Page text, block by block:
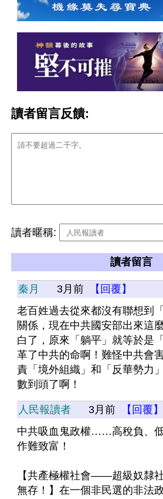
讀者留言反饋:
讀者暱稱:
讀者留言
秦月 3月前
【回覆】
老百姓過去從來都沒有聯想到
關係，現在中共國安部出來這
白了，原來「躺平」就等於是
革了中共的命啊！難怪中共會
責「境外組織」和「反華勢力
數到頭了啊！
人民報讀者 3月前
【回覆】
中共吸血鬼政權……高稅負、
作難致富！
【共產極權社會——超級奴隸
無存！】在一個非民選的非法